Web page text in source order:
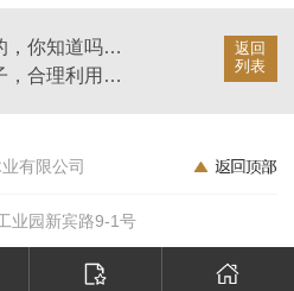
返回
列表
衣服挂哪里有卖的，你知道吗【华恩衣架】
挂裤架怎么挂裤子，合理利用衣柜的每一寸【华恩衣架】
有限公司
业园新宾路9-1号